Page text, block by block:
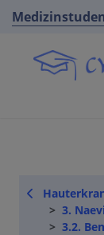
3.
3.2.